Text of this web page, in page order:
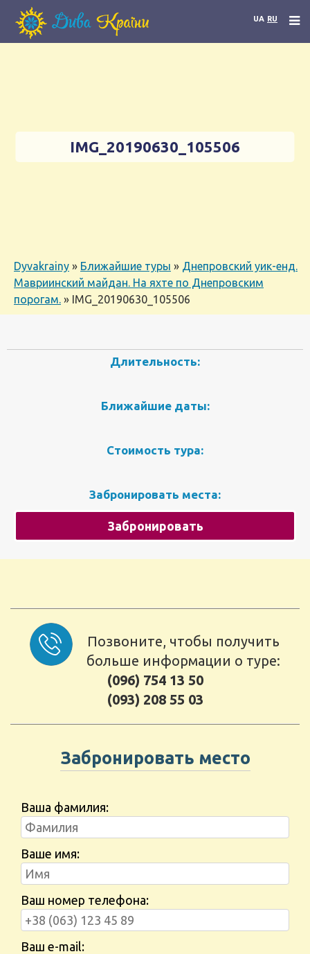
UA RU
IMG_20190630_105506
Dyvakrainy » Ближайшие туры » Днепровский уик-енд.
Мавриинский майдан. На яхте по Днепровским
порогам. » IMG_20190630_105506
Длительность:
Ближайшие даты:
Стоимость тура:
Забронировать места:
Забронировать
Позвоните, чтобы получить
больше информации о туре:
(096) 754 13 50
(093) 208 55 03
Забронировать место
Ваша фамилия:
Ваше имя:
Ваш номер телефона:
Ваш e-mail: